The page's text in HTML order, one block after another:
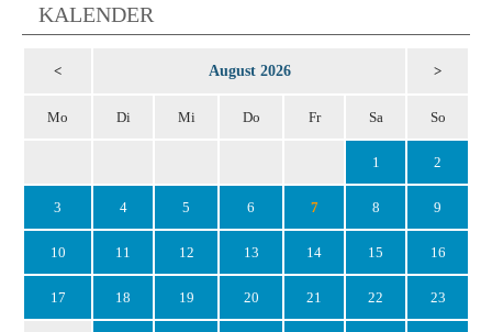
KALENDER
< August 2026 >
Mo Di Mi Do Fr Sa So
1 2
3 4 5 6 7 8 9
10 11 12 13 14 15 16
17 18 19 20 21 22 23